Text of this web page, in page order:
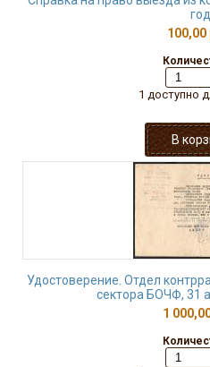
год
100,00
1 доступно
Удостоверение. Отдел
сектора БОЧФ, 31
1